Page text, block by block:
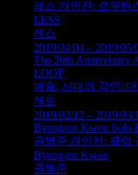
레스 개인전: 로우틴
LESS
레스
2019/04/04 – 2019/05/
The 20th Anniversary
LOOP
예술, 시대의 각인:
젝트
2019/02/12 – 2019/03/
Byungjun Kwon Solo
권병준 개인전: 클럽
Byungjun Kwon
권병준